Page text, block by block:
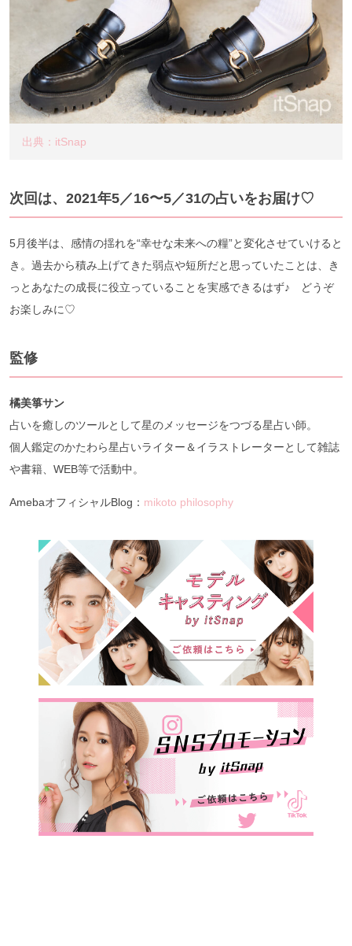
出典：itSnap
次回は、2021年5／16〜5／31の占いをお届け♡
5月後半は、感情の揺れを“幸せな未来への糧”と変化させていけると
き。過去から積み上げてきた弱点や短所だと思っていたことは、き
っとあなたの成長に役立っていることを実感できるはず♪ どうぞ
お楽しみに♡
監修
橘美箏サン
占いを癒しのツールとして星のメッセージをつづる星占い師。
個人鑑定のかたわら星占いライター＆イラストレーターとして雑誌
や書籍、WEB等で活動中。
AmebaオフィシャルBlog： mikoto philosophy